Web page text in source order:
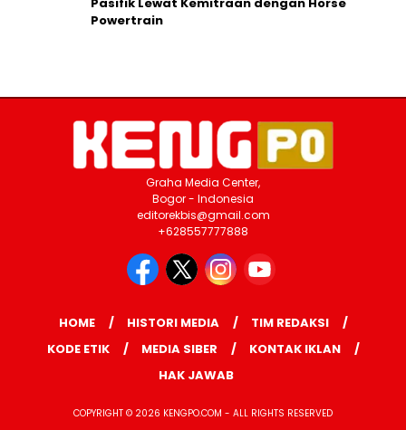
Pasifik Lewat Kemitraan dengan Horse
Powertrain
Graha Media Center,
Bogor - Indonesia
editorekbis@gmail.com
+628557777888
HOME HISTORI MEDIA
TIM REDAKSI
KODE ETIK
MEDIA SIBER
KONTAK IKLAN
HAK JAWAB
COPYRIGHT © 2026 KENGPO.COM - ALL RIGHTS RESERVED